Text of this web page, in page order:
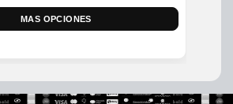
MAS OPCIONES